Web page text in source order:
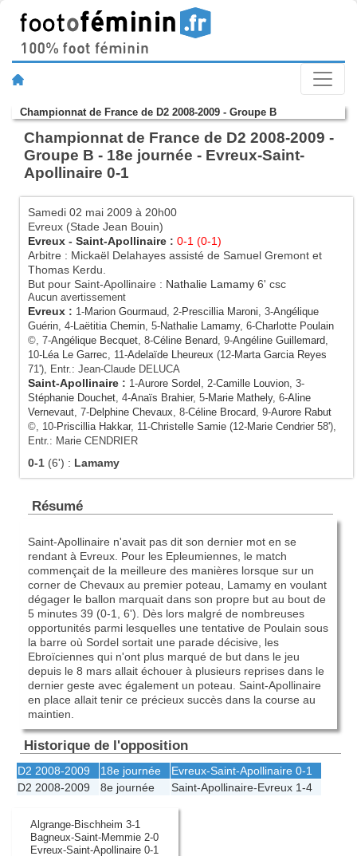
Championnat de France de D2 2008-2009 - Groupe B
Championnat de France de D2 2008-2009 -
Groupe B - 18e journée - Evreux-Saint-
Apollinaire 0-1
Samedi 02 mai 2009 à 20h00
Evreux (Stade Jean Bouin)
Evreux - Saint-Apollinaire : 0-1 (0-1)
Arbitre : Mickaël Delahayes assisté de Samuel Gremont et
Thomas Kerdu.
But pour Saint-Apollinaire : Nathalie Lamamy 6' csc
Aucun avertissement
Evreux : 1-Marion Gourmaud, 2-Prescillia Maroni, 3-Angélique
Guérin, 4-Laëtitia Chemin, 5-Nathalie Lamamy, 6-Charlotte Poulain
©, 7-Angélique Becquet, 8-Céline Benard, 9-Angéline Guillemard,
10-Léa Le Garrec, 11-Adelaïde Lheureux (12-Marta Garcia Reyes
71'), Entr.: Jean-Claude DELUCA
Saint-Apollinaire : 1-Aurore Sordel , 2-Camille Louvion, 3-
Stéphanie Douchet, 4-Anaïs Brahier, 5-Marie Mathely, 6-Aline
Vernevaut, 7-Delphine Chevaux, 8-Céline Brocard, 9-Aurore Rabut
©, 10-Priscillia Hakkar, 11-Christelle Samie (12-Marie Cendrier 58'),
Entr.: Marie CENDRIER
0-1 (6') : Lamamy
Résumé
Saint-Apollinaire n'avait pas dit son dernier mot en se
rendant à Evreux. Pour les Epleumiennes, le match
commençait de la meilleure des manières lorsque sur un
corner de Chevaux au premier poteau, Lamamy en voulant
dégager le ballon marquait dans son propre but au bout de
5 minutes 39 (0-1, 6'). Dès lors malgré de nombreuses
opportunités parmi lesquelles une tentative de Poulain sous
la barre où Sordel sortait une parade décisive, les
Ebroïciennes qui n'ont plus marqué de but dans le jeu
depuis le 8 mars allait échouer à plusieurs reprises dans le
dernier geste avec également un poteau. Saint-Apollinaire
en place allait tenir ce précieux succès dans la course au
maintien.
Historique de l'opposition
D2 2008-2009 18e journée Evreux-Saint-Apollinaire 0-1
D2 2008-2009
8e journée Saint-Apollinaire-Evreux 1-4
Algrange-Bischheim 3-1
Bagneux-Saint-Memmie 2-0
Evreux-Saint-Apollinaire 0-1